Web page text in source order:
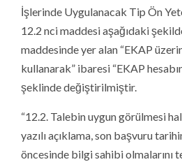
İşlerinde Uygulanacak Tip Ön
12.2 nci maddesi aşağıdaki
maddesinde yer alan “EKAP
kullanarak” ibaresi “EKAP
şeklinde değiştirilmiştir.
“12.2. Talebin uygun görülmesi
yazılı açıklama, son başvuru
öncesinde bilgi sahibi olmalarını